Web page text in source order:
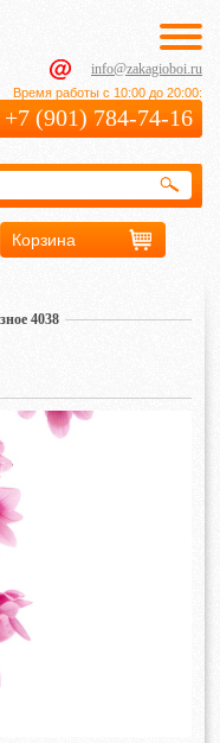
info@zakagioboi.ru
Время работы с 10:00 до 20:00:
+7 (901) 784-74-16
Корзина
4038